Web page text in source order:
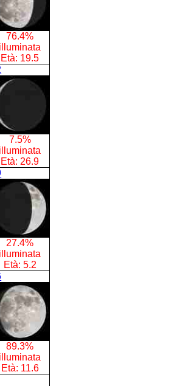
76.4%
illuminata
Età: 19.5
7.5%
illuminata
Età: 26.9
27.4%
illuminata
Età: 5.2
89.3%
illuminata
Età: 11.6